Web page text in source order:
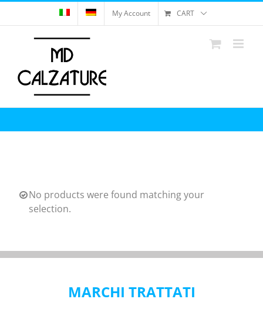
My Account CART
No products were found matching your
selection.
MARCHI TRATTATI